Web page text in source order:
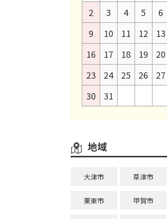
2
3 4 5 6
9
10 11 12 13
16
17 18 19 20
23
24 25 26 27
30
31
地域
大津市 草津市
栗東市 甲賀市